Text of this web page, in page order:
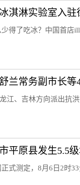
得了吃冰？中国首店
江、吉林方向派出抗
式测定，8月6日2时